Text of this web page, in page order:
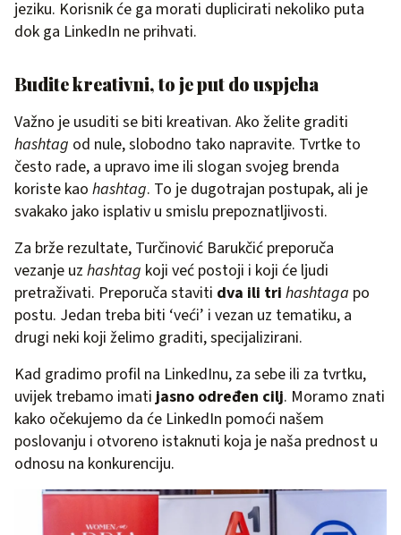
jeziku. Korisnik će ga morati duplicirati nekoliko puta
dok ga LinkedIn ne prihvati.
Budite kreativni, to je put do uspjeha
Važno je usuditi se biti kreativan. Ako želite graditi
hashtag od nule, slobodno tako napravite. Tvrtke to
često rade, a upravo ime ili slogan svojeg brenda
koriste kao hashtag. To je dugotrajan postupak, ali je
svakako jako isplativ u smislu prepoznatljivosti.
Za brže rezultate, Turčinović Barukčić preporuča
vezanje uz hashtag koji već postoji i koji će ljudi
pretraživati. Preporuča staviti dva ili tri hashtaga po
postu. Jedan treba biti ‘veći’ i vezan uz tematiku, a
drugi neki koji želimo graditi, specijalizirani.
Kad gradimo profil na LinkedInu, za sebe ili za tvrtku,
uvijek trebamo imati jasno određen cilj. Moramo znati
kako očekujemo da će LinkedIn pomoći našem
poslovanju i otvoreno istaknuti koja je naša prednost u
odnosu na konkurenciju.